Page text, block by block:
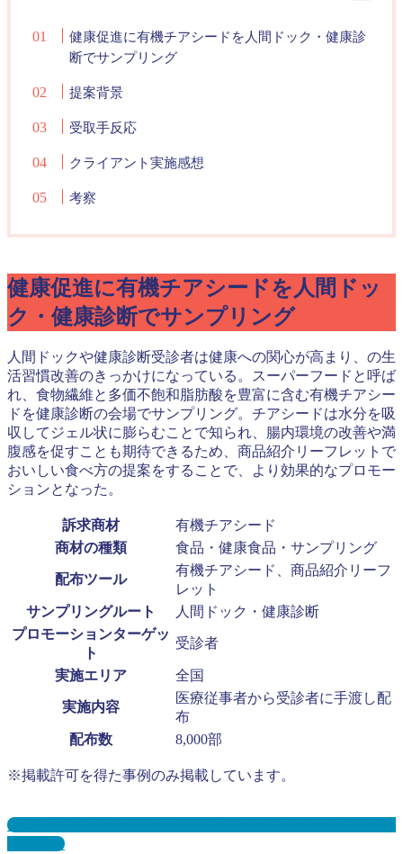
健康促進に有機チアシードを人間ドック・健康診
断でサンプリング
提案背景
受取手反応
クライアント実施感想
考察
健康促進に有機チアシードを人間ドッ
ク・健康診断でサンプリング
人間ドックや健康診断受診者は健康への関心が高まり、の生
活習慣改善のきっかけになっている。スーパーフードと呼ば
れ、食物繊維と多価不飽和脂肪酸を豊富に含む有機チアシー
ドを健康診断の会場でサンプリング。チアシードは水分を吸
収してジェル状に膨らむことで知られ、腸内環境の改善や満
腹感を促すことも期待できるため、商品紹介リーフレットで
おいしい食べ方の提案をすることで、より効果的なプロモー
ションとなった。
訴求商材
有機チアシード
商材の種類
食品・健康食品・サンプリング
配布ツール
有機チアシード、商品紹介リーフ
レット
サンプリングルート
人間ドック・健康診断
プロモーションターゲッ
ト
受診者
実施エリア 全国
実施内容
医療従事者から受診者に手渡し配
布
配布数
8,000部
※掲載許可を得た事例のみ掲載しています。
人間ドック・健康診断サンプリングとは？メリット３選と事
例を紹介